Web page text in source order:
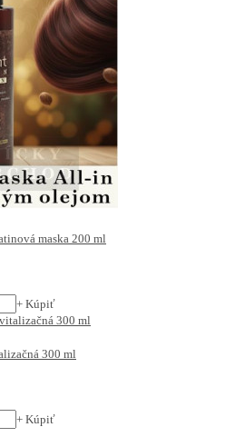
maska 200 ml
+ Kúpiť
300 ml
+ Kúpiť